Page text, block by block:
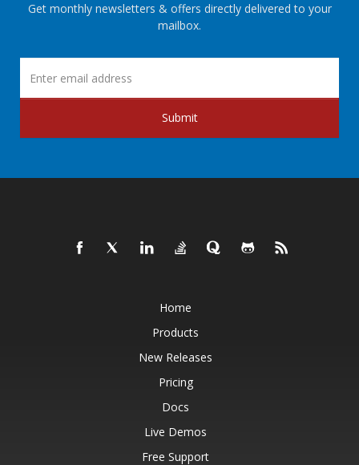
Get monthly newsletters & offers directly delivered to your
mailbox.
Submit
Home
Products
New Releases
Pricing
Docs
Live Demos
Free Support